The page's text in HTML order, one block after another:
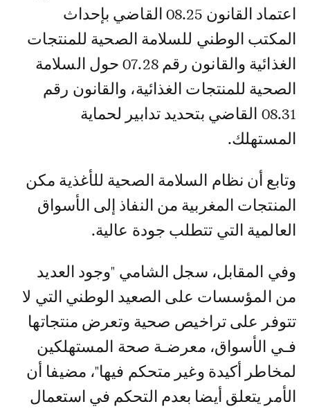
اعتماد القانون 08.25 القاضي بإحداث
المكتب الوطني للسلامة الصحية للمنتجات
الغذائية والقانون رقم 07.28 حول السلامة
الصحية للمنتجات الغذائية، والقانون رقم
08.31 القاضي بتحديد تدابير لحماية
المستهلك.
وتابع أن نظام السلامة الصحية للأغذية مكن
المنتجات المغربية من النفاذ إلى الأسواق
العالمية التي تتطلب جودة عالية.
وفي المقابل، سجل الشامي "وجود العديد
من المؤسسات على الصعيد الوطني التي لا
تتوفر على تراخيص صحية وتعرض منتجاتها
فـي الأسواق، معرضـة صحة المستهلكين
لمخاطر أكيدة وغير متحكم فيها"، مضيفا أن
الأمر يتعلق أيضا بعدم التحكم في استعمال